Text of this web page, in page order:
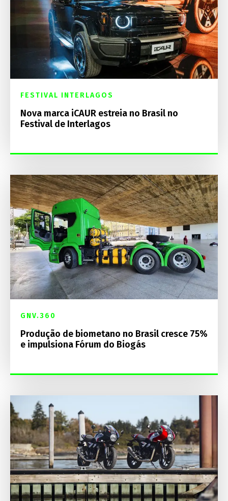
FESTIVAL INTERLAGOS
Nova marca iCAUR estreia no Brasil no
Festival de Interlagos
GNV.360
Produção de biometano no Brasil cresce 75%
e impulsiona Fórum do Biogás